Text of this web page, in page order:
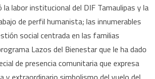
labor institucional del DIF Tamaulipas y la
de perfil humanista; las innumerables
social centrada en las familias
Lazos del Bienestar que le ha dado
de presencia comunitaria que expresa